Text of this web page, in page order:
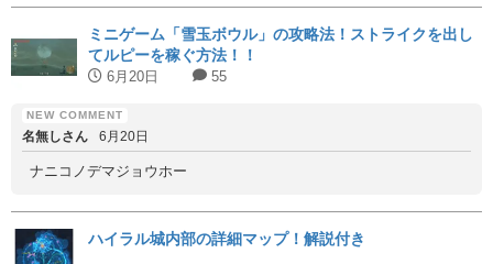
ミニゲーム「雪玉ボウル」の攻略法！ストライクを出し
てルピーを稼ぐ方法！！
6月20日 55
名無しさん 6月20日
ナニコノデマジョウホー
ハイラル城内部の詳細マップ！解説付き